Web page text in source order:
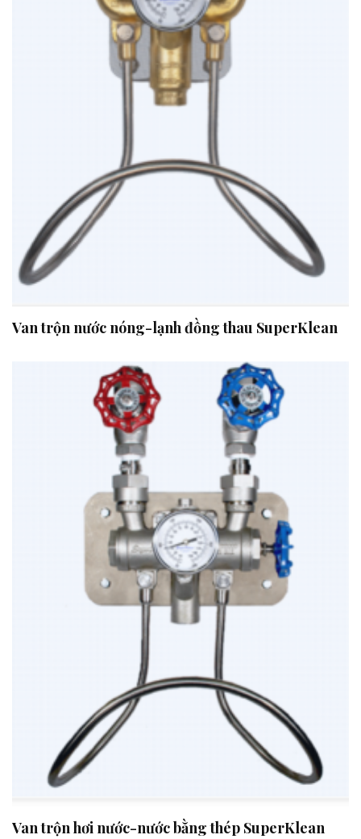
Van trộn nước nóng-lạnh đồng thau SuperKlean
Van trộn hơi nước-nước bằng thép SuperKlean